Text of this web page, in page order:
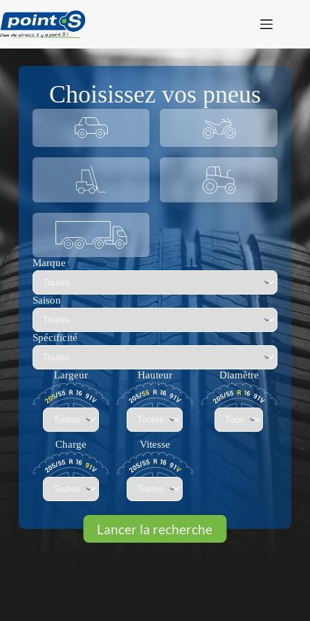
au
contenu
Choisissez vos pneus
Marque
Saison
Spécificité
Largeur Hauteur Diamètre
Charge Vitesse